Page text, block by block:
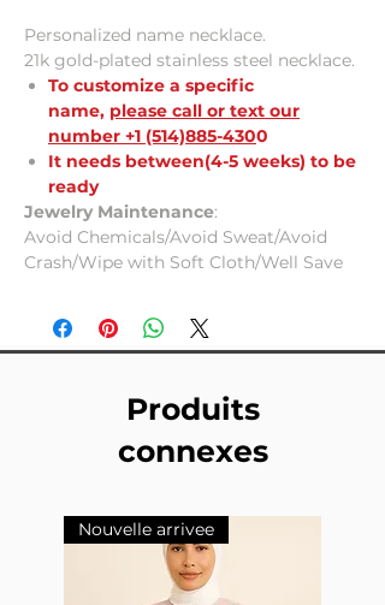
Personalized name necklace.
21k gold-plated stainless steel necklace.
To customize a specific
name, please call or text our
number +1 (514)885-4300
It needs between(4-5 weeks) to be
ready
Jewelry Maintenance:
Avoid Chemicals/Avoid Sweat/Avoid
Crash/Wipe with Soft Cloth/Well Save
Produits
connexes
Nouvelle arrivee